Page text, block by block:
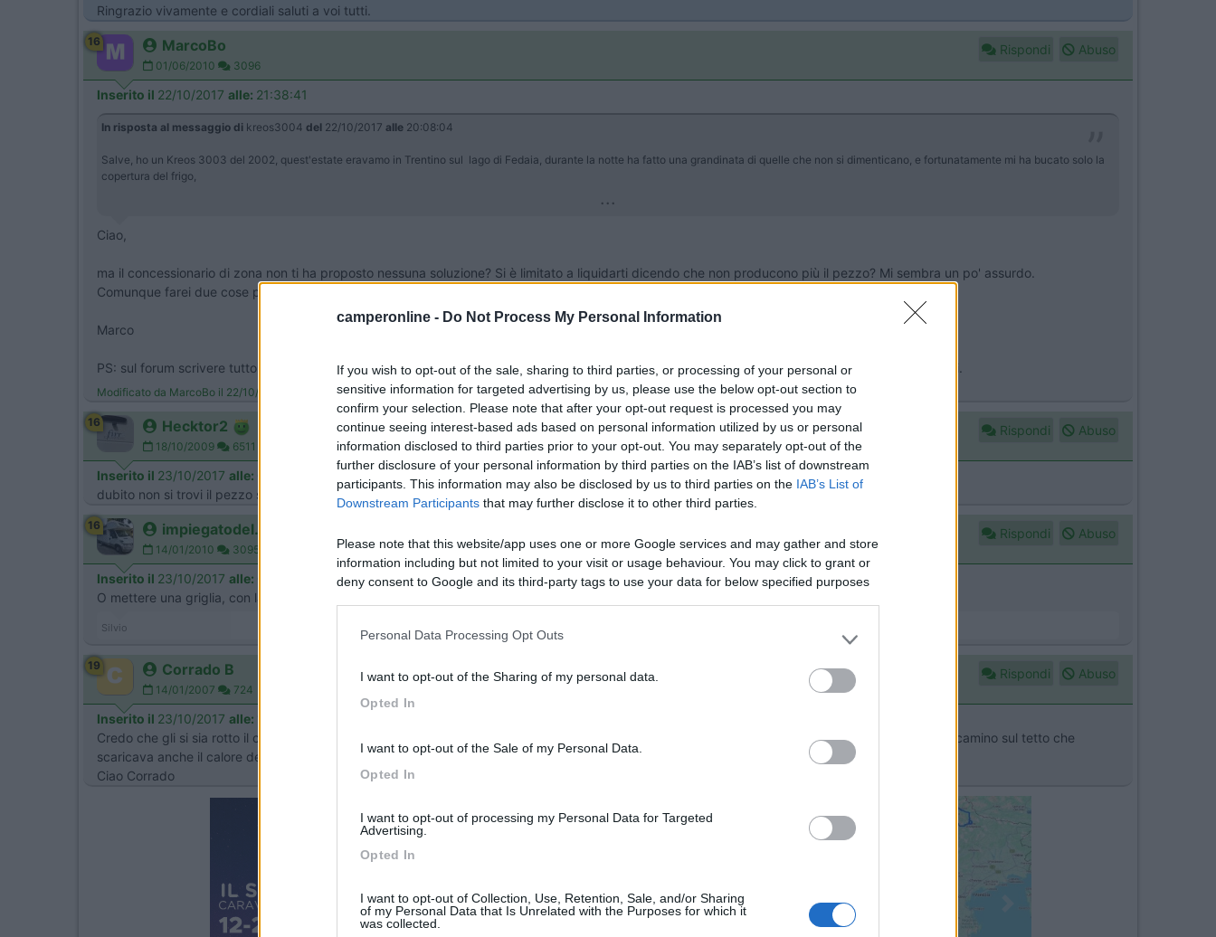
camperonline - Do Not Process My Personal Information
If you wish to opt-out of the sale, sharing to third parties, or processing of your personal or
sensitive information for targeted advertising by us, please use the below opt-out section to
confirm your selection. Please note that after your opt-out request is processed you may
continue seeing interest-based ads based on personal information utilized by us or personal
information disclosed to third parties prior to your opt-out. You may separately opt-out of the
further disclosure of your personal information by third parties on the IAB’s list of downstream
participants. This information may also be disclosed by us to third parties on the IAB’s List of
Downstream Participants that may further disclose it to other third parties.
Please note that this website/app uses one or more Google services and may gather and store
information including but not limited to your visit or usage behaviour. You may click to grant or
deny consent to Google and its third-party tags to use your data for below specified purposes
Personal Data Processing Opt Outs
I want to opt-out of the Sharing of my personal data.
Opted In
I want to opt-out of the Sale of my Personal Data.
Opted In
I want to opt-out of processing my Personal Data for Targeted
Advertising.
Opted In
I want to opt-out of Collection, Use, Retention, Sale, and/or Sharing
of my Personal Data that Is Unrelated with the Purposes for which it
was collected.
Ringrazio vivamente e cordiali saluti a voi tutti.
16 MarcoBo
01/06/2010 3096
Rispondi Abuso
Inserito il 22/10/2017 alle: 21:38:41
In risposta al messaggio di kreos3004 del 22/10/2017 alle 20:08:04
Salve, ho un Kreos 3003 del 2002, quest'estate eravamo in Trentino sul lago di Fedaia, durante la notte ha fatto una grandinata di quelle che non si dimenticano, e fortunatamente mi ha bucato solo la
copertura del frigo,
...
Ciao,
ma il concessionario di zona non ti ha proposto nessuna soluzione? Si è limitato a liquidarti dicendo che non producono più il pezzo? Mi sembra un po' assurdo.
Comunque farei due cose per cominciare: metterei qui una foto del pezzo che può aiutare a capire di cosa si tratta e sentirei Laika direttamente.
Marco
PS: sul forum scrivere tutto maiuscolo equivale ad urlare, se possibile modifica il titolo magari mettendo anche indicazioni più chiare di cosa cerchi.
Modificato da MarcoBo il 22/10/2017 alle 21:43:50
16 Hecktor2
18/10/2009 6511
Rispondi Abuso
Inserito il 23/10/2017 alle:
dubito non si trovi il pezzo sul mercato , se così fosse si rifà a mano in altro materiale , alluminio per esempio
16 impiegatodel...
14/01/2010 30958
Rispondi Abuso
Inserito il 23/10/2017 alle:
O mettere una griglia, con la sua cornice, più grande
Silvio
19 Corrado B
14/01/2007 724
Rispondi Abuso
Inserito il 23/10/2017 alle:
Credo che gli si sia rotto il camino del frigo, in quel periodo Laika montava un frigo doppia porta (RM 6505), aveva una griglia grande laterale e il camino sul tetto che
scaricava anche il calore del forno, qualcuno qui nel forum lo aveva rifatto la copertura con un sottovaso da fiori.
Ciao Corrado
Previous